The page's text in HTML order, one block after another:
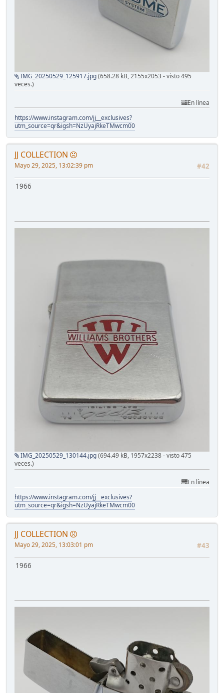
IMG_20250529_125917.jpg(658.28 kB, 2155x2053 - visto 495
veces.)
En línea
https://www.instagram.com/jj__exclusives?
utm_source=qr&igsh=NzUyajRkeTMwcm00
JJ COLLECTION
#42
Mayo 29, 2025, 13:02:39 pm
1966
IMG_20250529_130144.jpg(694.49 kB, 1957x2238 - visto 475
veces.)
En línea
https://www.instagram.com/jj__exclusives?
utm_source=qr&igsh=NzUyajRkeTMwcm00
JJ COLLECTION
#43
Mayo 29, 2025, 13:03:01 pm
1966